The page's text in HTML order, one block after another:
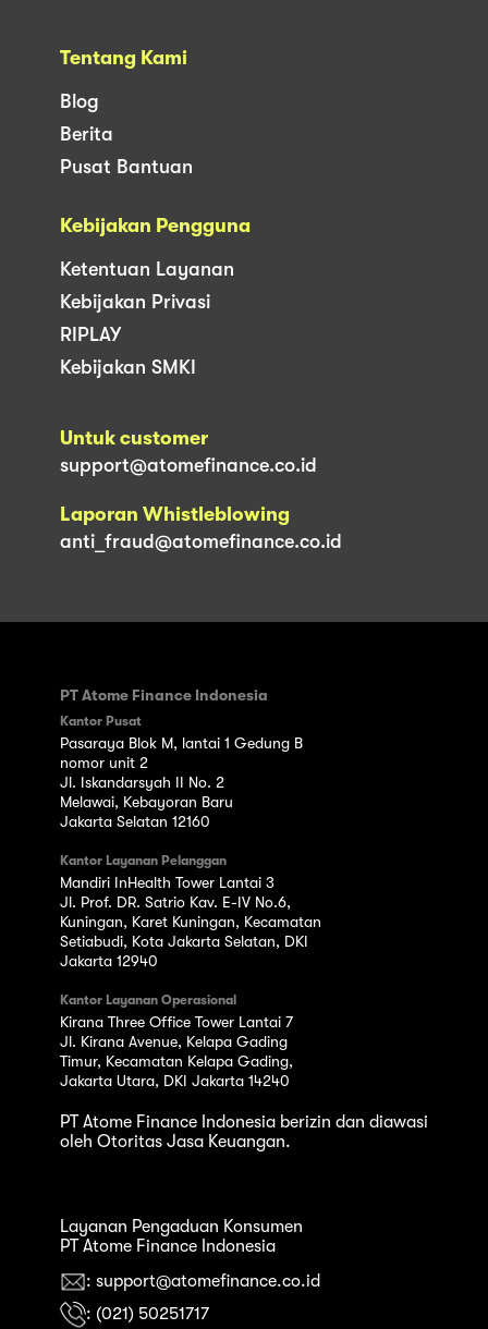
Tentang Kami
Blog
Berita
Pusat Bantuan
Kebijakan Pengguna
Ketentuan Layanan
Kebijakan Privasi
RIPLAY
Kebijakan SMKI
Untuk customer
support@atomefinance.co.id
Laporan Whistleblowing
anti_fraud@atomefinance.co.id
PT Atome Finance Indonesia
Kantor Pusat
Pasaraya Blok M, lantai 1 Gedung B
nomor unit 2
Jl. Iskandarsyah II No. 2
Melawai, Kebayoran Baru
Jakarta Selatan 12160
Kantor Layanan Pelanggan
Mandiri InHealth Tower Lantai 3
Jl. Prof. DR. Satrio Kav. E-IV No.6,
Kuningan, Karet Kuningan, Kecamatan
Setiabudi, Kota Jakarta Selatan, DKI
Jakarta 12940
Kantor Layanan Operasional
Kirana Three Office Tower Lantai 7
Jl. Kirana Avenue, Kelapa Gading
Timur, Kecamatan Kelapa Gading,
Jakarta Utara, DKI Jakarta 14240
PT Atome Finance Indonesia berizin dan diawasi
oleh Otoritas Jasa Keuangan.
Layanan Pengaduan Konsumen
PT Atome Finance Indonesia
: support@atomefinance.co.id
: (021) 50251717